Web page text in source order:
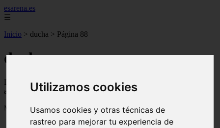
Utilizamos cookies
Usamos cookies y otras técnicas de
rastreo para mejorar tu experiencia de
esarena.es
☰
Inicio > ducha > Página 88
ducha
Descubre todas las noticias de la categoría ducha. Artículos
actualizados y contenido de calidad en esarena.es.
Mostrando 2089 - 2112 de 2121 artículos